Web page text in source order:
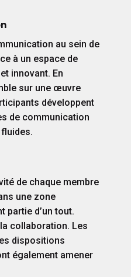
au sein de
à un espace de
innovant. En
sur une œuvre
développent
de communication
de chaque membre
une zone
partie d’un tout.
collaboration. Les
dispositions
également amener